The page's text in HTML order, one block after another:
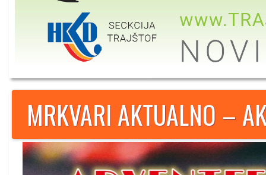
MRKVARI AKTUALNO –